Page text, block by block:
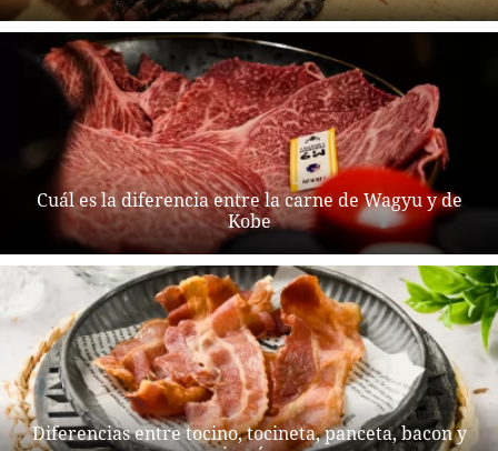
Cuál es la diferencia entre la carne de Wagyu y de
Kobe
Diferencias entre tocino, tocineta, panceta, bacon y